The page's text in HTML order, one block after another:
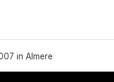
in Almere